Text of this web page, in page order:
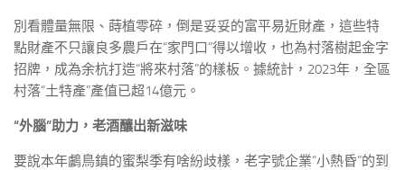
別看體量無限、蒔植零碎，倒是妥妥的富平易近財產，這些特
點財產不只讓良多農戶在“家門口”得以增收，也為村落樹起金字
招牌，成為余杭打造“將來村落”的樣板。據統計，2023年，全區
村落“土特產”產值已超14億元。
“外腦”助力，老酒釀出新滋味
要說本年鸕鳥鎮的蜜梨季有啥紛歧樣，老字號企業“小熱昏”的到